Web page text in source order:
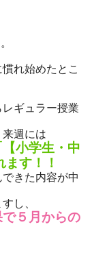
れ始めたとこ
ギュラー授業
週には
【小学生・中
す！！
きた内容が中
し、
５月からの